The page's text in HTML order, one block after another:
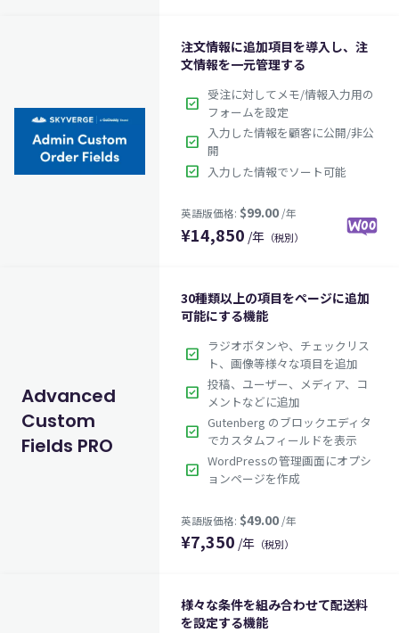
英語版価格:$89.00
注文情報に追加項目を導入し、注
文情報を一元管理する
check_box 受注に対してメモ/情報入力用の
フォームを設定
check_box 入力した情報を顧客に公開/非公
開
check_box 入力した情報でソート可能
英語版価格:$99.00/年
¥14,850 /年 （税別）
Advanced
Custom
Fields PRO
30種類以上の項目をページに追加
可能にする機能
check_box ラジオボタンや、チェックリス
ト、画像等様々な項目を追加
check_box 投稿、ユーザー、メディア、コ
メントなどに追加
check_box Gutenberg のブロックエディタ
でカスタムフィールドを表示
check_box WordPressの管理画面にオプシ
ョンページを作成
¥7,350 /年 （税別）
様々な条件を組み合わせて配送料
を設定する機能